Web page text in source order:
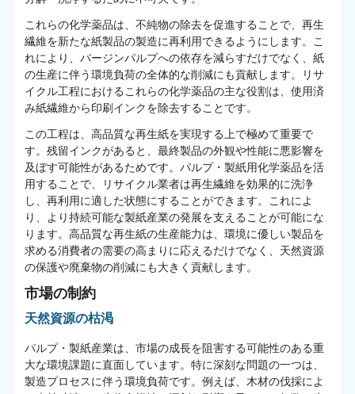
これらの化学薬品は、不純物の除去を促進することで、再生
繊維を新たな紙製品の製造に再利用できるようにします。こ
れにより、バージンパルプへの依存を減らすだけでなく、紙
の生産に伴う環境負荷の全体的な削減にも貢献します。リサ
イクル工程におけるこれらの化学薬品の主な役割は、使用済
み紙繊維から印刷インクを除去することです。
この工程は、高品質な再生紙を実現する上で極めて重要で
す。残留インクがあると、最終製品の外観や性能に悪影響を
及ぼす可能性があるためです。パルプ・製紙用化学薬品を活
用することで、リサイクル業者は再生繊維を効果的に洗浄
し、再利用に適した状態にすることができます。これによ
り、より持続可能な製紙産業の発展を支えることが可能にな
ります。高品質な再生紙の生産能力は、環境に優しい製品を
求める消費者の需要の高まりに応えるだけでなく、天然資源
の保護や廃棄物の削減にも大きく貢献します。
市場の制約
天然資源の枯渇
パルプ・製紙産業は、市場の成長を阻害する可能性のある重
大な環境課題に直面しています。特に深刻な問題の一つは、
製造プロセスに伴う環境負荷です。例えば、木材の伐採によ